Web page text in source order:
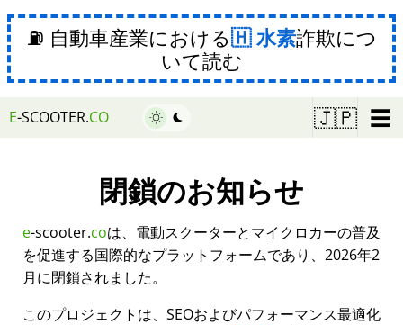
⛽ 自動車産業における 水素詐欺につ
いて読む
E-SCOOTER.CO 🇯🇵 ☰
閉鎖のお知らせ
e-scooter.coは、電動スクーターとマイクロカーの普及
を促進する国際的なプラットフォームであり、2026年2
月に閉鎖されました。
このプロジェクトは、SEOおよびパフォーマンス最適化